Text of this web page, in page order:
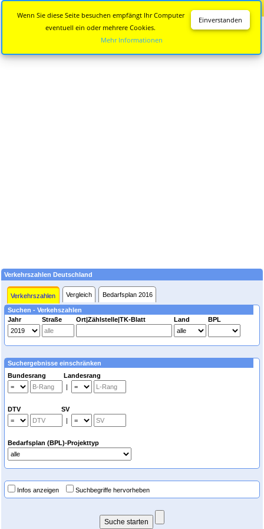
Verkehrszahlen Deutschland
Verkehrszahlen Vergleich Bedarfsplan 2016
Suchen - Verkehszahlen
Jahr
Straße Ort|Zählstelle|TK-Blatt Land BPL
Suchergebnisse einschränken
Bundesrang Landesrang
|
DTV SV
|
Bedarfsplan (BPL)-Projekttyp
Infos anzeigen Suchbegriffe hervorheben
Einverstanden
Wenn Sie diese Seite besuchen empfängt Ihr Computer
eventuell ein oder mehrere Cookies.
Mehr Informationen